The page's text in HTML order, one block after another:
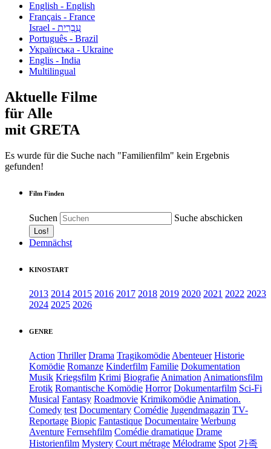
English - English
Français - France
עִבְרִית - Israel
Português - Brazil
Українська - Ukraine
Englis - India
Multilingual
Aktuelle Filme
für Alle
mit GRETA
Es wurde für die Suche nach "Familienfilm" kein Ergebnis
gefunden!
Film Finden
Suchen Suche abschicken
Demnächst
KINOSTART
2013 2014 2015 2016 2017 2018 2019 2020 2021 2022 2023
2024 2025 2026
GENRE
Action Thriller Drama Tragikomödie Abenteuer Historie
Komödie Romanze Kinderfilm Familie Dokumentation
Musik Kriegsfilm Krimi Biografie Animation Animationsfilm
Erotik Romantische Komödie Horror Dokumentarfilm Sci-Fi
Musical Fantasy Roadmovie Krimikomödie Animation.
Comedy test Documentary Comédie Jugendmagazin TV-
Reportage Biopic Fantastique Documentaire Werbung
Aventure Fernsehfilm Comédie dramatique Drame
Historienfilm Mystery Court métrage Mélodrame Spot 가족